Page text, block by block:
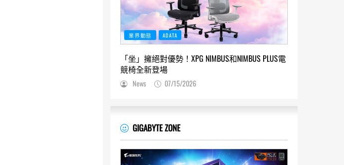
業界動態 ADATA
「坐」擁絕對優勢！XPG NIMBUS和NIMBUS PLUS電
競椅全新登場
News 07/15/2026
GIGABYTE ZONE